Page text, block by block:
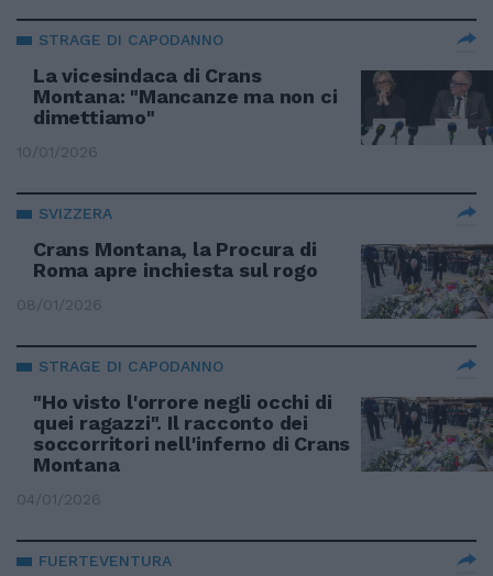
STRAGE DI CAPODANNO
La vicesindaca di Crans
Montana: "Mancanze ma non ci
dimettiamo"
10/01/2026
SVIZZERA
Crans Montana, la Procura di
Roma apre inchiesta sul rogo
08/01/2026
STRAGE DI CAPODANNO
"Ho visto l'orrore negli occhi di
quei ragazzi". Il racconto dei
soccorritori nell'inferno di Crans
Montana
04/01/2026
FUERTEVENTURA